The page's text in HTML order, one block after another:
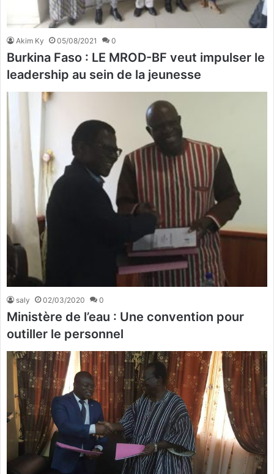
Akim Ky 05/08/2021 0
Burkina Faso : LE MROD-BF veut impulser le
leadership au sein de la jeunesse
saly 02/03/2020 0
Ministère de l’eau : Une convention pour
outiller le personnel